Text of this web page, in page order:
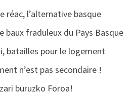
réac, l’alternative basque
baux fraduleux du Pays Basque
batailles pour le logement
n’est pas secondaire !
buruzko Foroa!